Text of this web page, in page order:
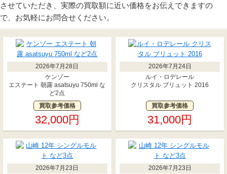
させていただき、実際の買取額に近い価格をお伝えできますの
で、お気軽にお問合せください。
2026年7月28日
ケンゾー
エステート 朝露 asatsuyu 750ml な
ど2点
買取参考価格
32,000円
2026年7月24日
ルイ・ロデレール
クリスタル ブリュット 2016
買取参考価格
31,000円
2026年7月23日
2026年7月23日